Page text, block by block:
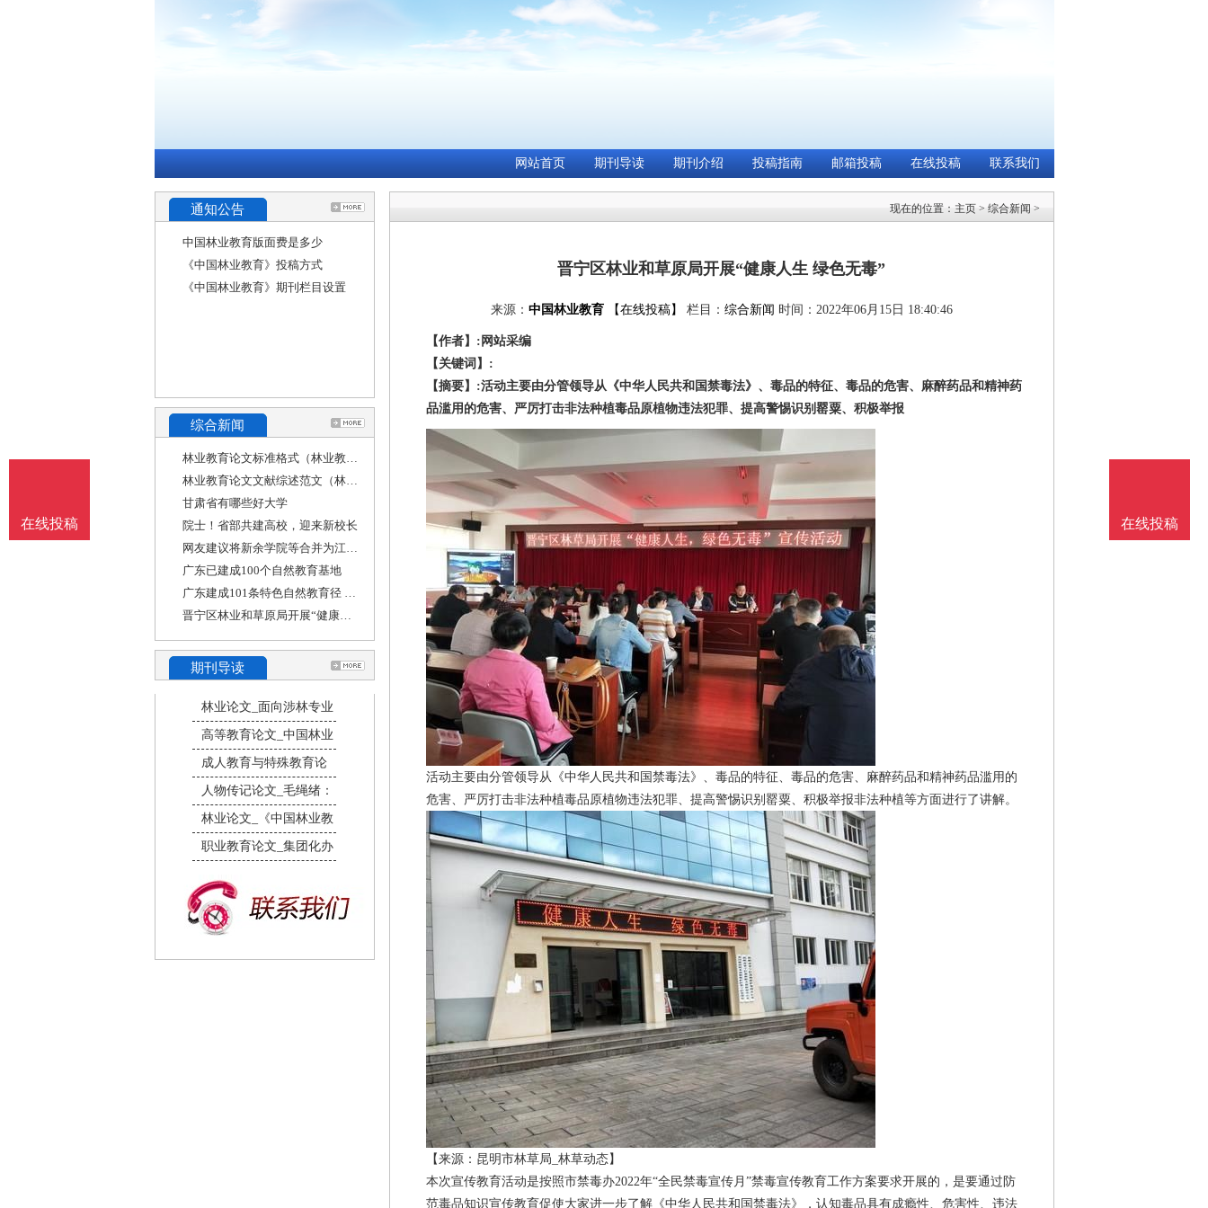
网站首页 期刊导读 期刊介绍 投稿指南 邮箱投稿 在线投稿 联系我们
通知公告
中国林业教育版面费是多少
《中国林业教育》投稿方式
《中国林业教育》期刊栏目设置
综合新闻
林业教育论文标准格式（林业教育论文标准格式
林业教育论文文献综述范文（林学专业毕业论文
甘肃省有哪些好大学
院士！省部共建高校，迎来新校长
网友建议将新余学院等合并为江西工业大学，江
广东已建成100个自然教育基地
广东建成101条特色自然教育径 其中八成免费开放
晋宁区林业和草原局开展“健康人生 绿色无毒”
期刊导读
林业论文_面向涉林专业
高等教育论文_中国林业
成人教育与特殊教育论
人物传记论文_毛绳绪：
林业论文_《中国林业教
职业教育论文_集团化办
现在的位置： 主页> 综合新闻 >
晋宁区林业和草原局开展“健康人生 绿色无毒”
来源： 中国林业教育 【在线投稿】 栏目： 综合新闻 时间：2022年06月15日 18:40:46
【作者】:网站采编
【关键词】:
【摘要】:活动主要由分管领导从《中华人民共和国禁毒法》、毒品的特征、毒品的危害、麻醉药品和精神药
品滥用的危害、严厉打击非法种植毒品原植物违法犯罪、提高警惕识别罂粟、积极举报
活动主要由分管领导从《中华人民共和国禁毒法》、毒品的特征、毒品的危害、麻醉药品和精神药品滥用的
危害、严厉打击非法种植毒品原植物违法犯罪、提高警惕识别罂粟、积极举报非法种植等方面进行了讲解。
【来源：昆明市林草局_林草动态】
本次宣传教育活动是按照市禁毒办2022年“全民禁毒宣传月”禁毒宣传教育工作方案要求开展的，是要通过防
范毒品知识宣传教育促使大家进一步了解《中华人民共和国禁毒法》，认知毒品具有成瘾性、危害性、违法
在线投稿
在线投稿